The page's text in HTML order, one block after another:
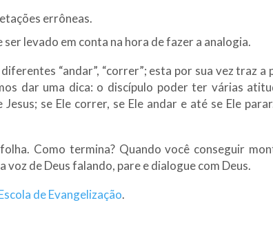
errôneas.
levado em conta na hora de fazer a analogia.
“andar”, “correr”; esta por sua vez traz a
dar uma dica: o discípulo poder ter várias
se Ele correr, se Ele andar e até se Ele
Como termina? Quando você conseguir
de Deus falando, pare e dialogue com Deus.
de Evangelização.